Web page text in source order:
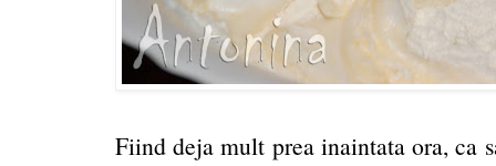
Fiind deja mult prea inaintata ora, ca